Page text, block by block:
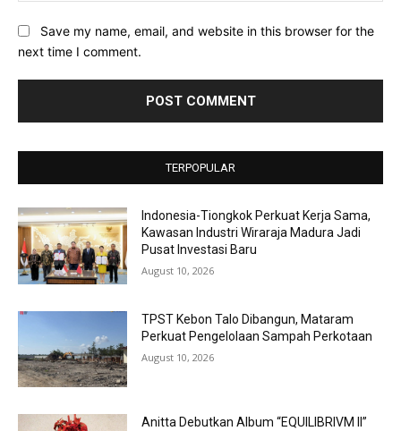
Save my name, email, and website in this browser for the
next time I comment.
TERPOPULAR
Indonesia-Tiongkok Perkuat Kerja Sama,
Kawasan Industri Wiraraja Madura Jadi
Pusat Investasi Baru
August 10, 2026
TPST Kebon Talo Dibangun, Mataram
Perkuat Pengelolaan Sampah Perkotaan
August 10, 2026
Anitta Debutkan Album “EQUILIBRIVM II”